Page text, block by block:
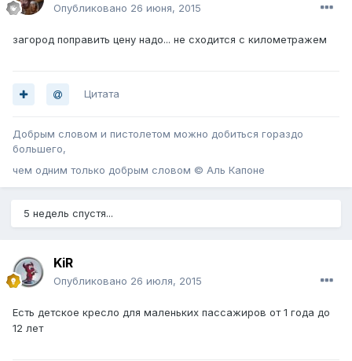
Опубликовано 26 июня, 2015
загород поправить цену надо... не сходится с километражем
Цитата
Добрым словом и пистолетом можно добиться гораздо
большего,
чем одним только добрым словом © Аль Капоне
5 недель спустя...
KiR
Опубликовано 26 июля, 2015
Есть детское кресло для маленьких пассажиров от 1 года до
12 лет